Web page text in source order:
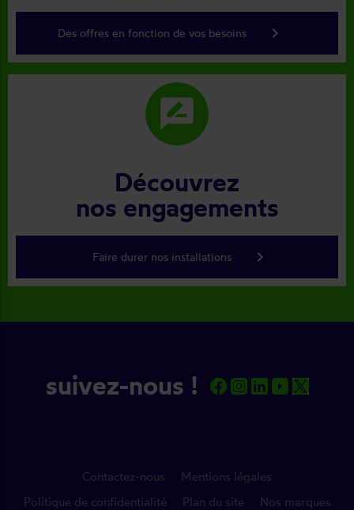
Des offres en fonction de vos besoins keyboard_arrow_right
rate_review
Découvrez
nos engagements
Faire durer nos installations keyboard_arrow_right
suivez-nous !
Contactez-nous
Mentions légales
Politique de confidentialité
Plan du site Nos marques